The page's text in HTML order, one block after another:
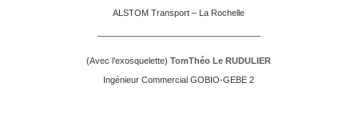
ALSTOM Transport – La Rochelle
(Avec l’exosquelette)TomThéo Le RUDULIER
Ingénieur Commercial GOBIO-GEBE 2